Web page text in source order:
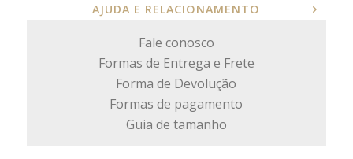
AJUDA E RELACIONAMENTO
Fale conosco
Formas de Entrega e Frete
Forma de Devolução
Formas de pagamento
Guia de tamanho